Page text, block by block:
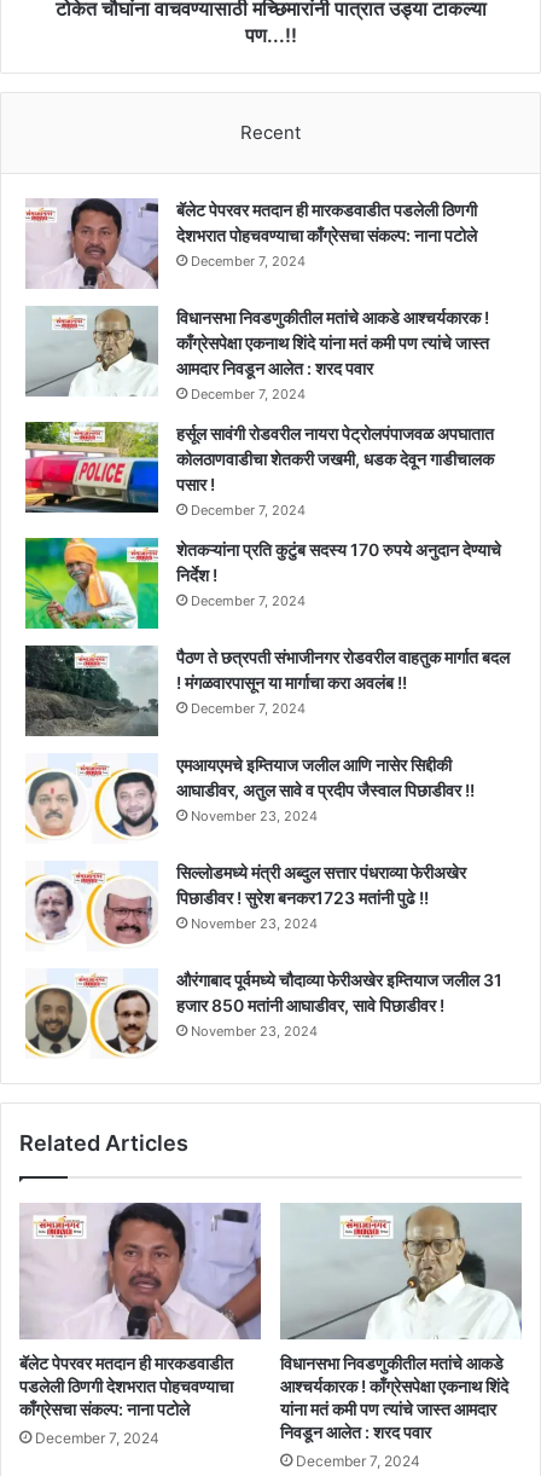
चौघांना
पात्रात
टोकेत चौघांना वाचवण्यासाठी मच्छिमारांनी पात्रात उड्या टाकल्या
पण...!!
Recent
बॅलेट पेपरवर मतदान ही मारकडवाडीत पडलेली ठिणगी
देशभरात पोहचवण्याचा काँग्रेसचा संकल्प: नाना पटोले
December 7, 2024
विधानसभा निवडणुकीतील मतांचे आकडे आश्चर्यकारक !
काँग्रेसपेक्षा एकनाथ शिंदे यांना मतं कमी पण त्यांचे जास्त
आमदार निवडून आलेत : शरद पवार
December 7, 2024
हर्सूल सावंगी रोडवरील नायरा पेट्रोलपंपाजवळ अपघातात
कोलठाणवाडीचा शेतकरी जखमी, धडक देवून गाडीचालक
पसार !
December 7, 2024
शेतकऱ्यांना प्रति कुटुंब सदस्य 170 रुपये अनुदान देण्याचे
निर्देश !
December 7, 2024
पैठण ते छत्रपती संभाजीनगर रोडवरील वाहतुक मार्गात बदल
! मंगळवारपासून या मार्गाचा करा अवलंब !!
December 7, 2024
एमआयएमचे इम्तियाज जलील आणि नासेर सिद्दीकी
आघाडीवर, अतुल सावे व प्रदीप जैस्वाल पिछाडीवर !!
November 23, 2024
सिल्लोडमध्ये मंत्री अब्दुल सत्तार पंधराव्या फेरीअखेर
पिछाडीवर ! सुरेश बनकर1723 मतांनी पुढे !!
November 23, 2024
औरंगाबाद पूर्वमध्ये चौदाव्या फेरीअखेर इम्तियाज जलील 31
हजार 850 मतांनी आघाडीवर, सावे पिछाडीवर !
November 23, 2024
Related Articles
बॅलेट पेपरवर मतदान ही मारकडवाडीत
पडलेली ठिणगी देशभरात पोहचवण्याचा
काँग्रेसचा संकल्प: नाना पटोले
December 7, 2024
विधानसभा निवडणुकीतील मतांचे आकडे
आश्चर्यकारक ! काँग्रेसपेक्षा एकनाथ शिंदे
यांना मतं कमी पण त्यांचे जास्त आमदार
निवडून आलेत : शरद पवार
December 7, 2024